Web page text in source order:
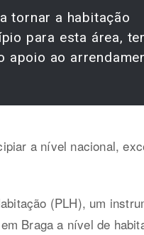
tornar a habitação
para esta área,
ao
a nível nacional,
(PLH), um
Braga a nível de